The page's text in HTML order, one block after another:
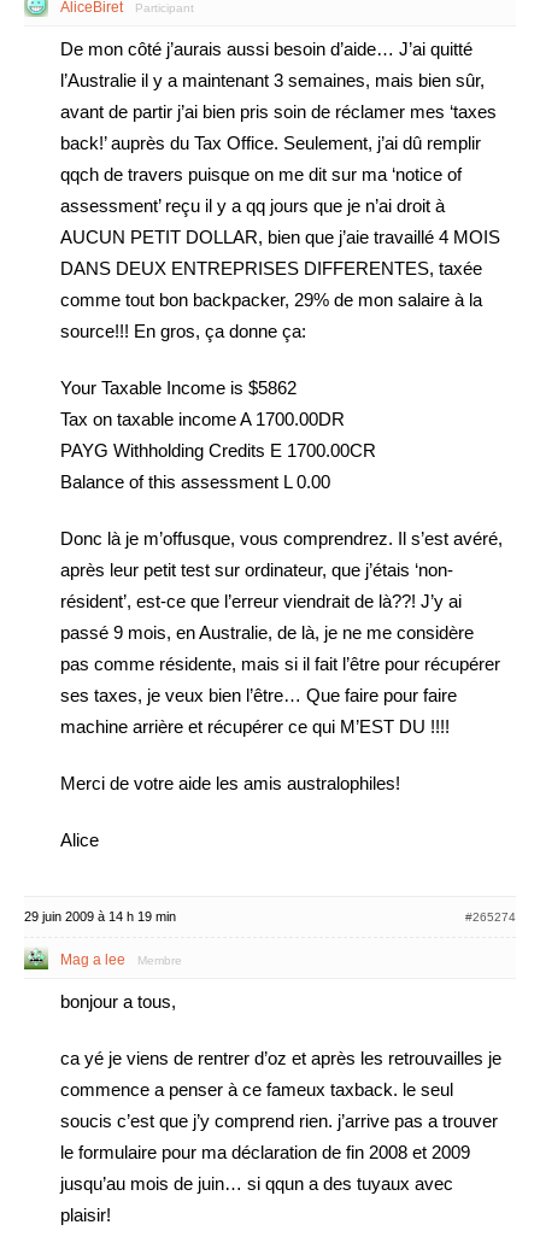
AliceBiret Participant
De mon côté j’aurais aussi besoin d’aide… J’ai quitté
l’Australie il y a maintenant 3 semaines, mais bien sûr,
avant de partir j’ai bien pris soin de réclamer mes ‘taxes
back!’ auprès du Tax Office. Seulement, j’ai dû remplir
qqch de travers puisque on me dit sur ma ‘notice of
assessment’ reçu il y a qq jours que je n’ai droit à
AUCUN PETIT DOLLAR, bien que j’aie travaillé 4 MOIS
DANS DEUX ENTREPRISES DIFFERENTES, taxée
comme tout bon backpacker, 29% de mon salaire à la
source!!! En gros, ça donne ça:
Your Taxable Income is $5862
Tax on taxable income A 1700.00DR
PAYG Withholding Credits E 1700.00CR
Balance of this assessment L 0.00
Donc là je m’offusque, vous comprendrez. Il s’est avéré,
après leur petit test sur ordinateur, que j’étais ‘non-
résident’, est-ce que l’erreur viendrait de là??! J’y ai
passé 9 mois, en Australie, de là, je ne me considère
pas comme résidente, mais si il fait l’être pour récupérer
ses taxes, je veux bien l’être… Que faire pour faire
machine arrière et récupérer ce qui M’EST DU !!!!
Merci de votre aide les amis australophiles!
Alice
29 juin 2009 à 14 h 19 min #265274
Mag a lee Membre
bonjour a tous,
ca yé je viens de rentrer d’oz et après les retrouvailles je
commence a penser à ce fameux taxback. le seul
soucis c’est que j’y comprend rien. j’arrive pas a trouver
le formulaire pour ma déclaration de fin 2008 et 2009
jusqu’au mois de juin… si qqun a des tuyaux avec
plaisir!